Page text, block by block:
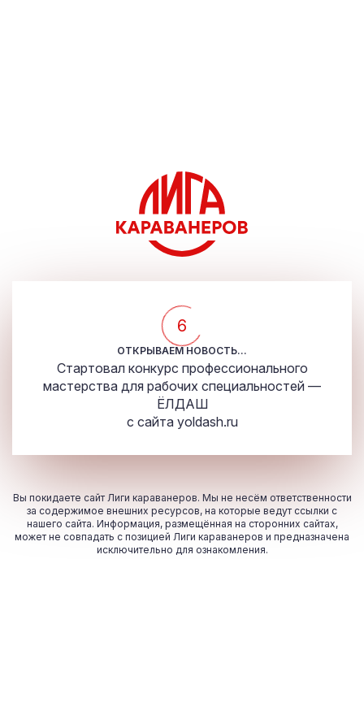
5
ОТКРЫВАЕМ НОВОСТЬ...
Стартовал конкурс профессионального
мастерства для рабочих специальностей —
ЁЛДАШ
с сайта yoldash.ru
Вы покидаете сайт Лиги караванеров. Мы не несём ответственности
за содержимое внешних ресурсов, на которые ведут ссылки с
нашего сайта. Информация, размещённая на сторонних сайтах,
может не совпадать с позицией Лиги караванеров и предназначена
исключительно для ознакомления.